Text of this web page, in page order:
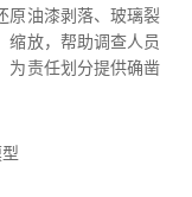
原油漆剥落、玻璃裂
缩放，帮助调查人员
为责任划分提供确凿